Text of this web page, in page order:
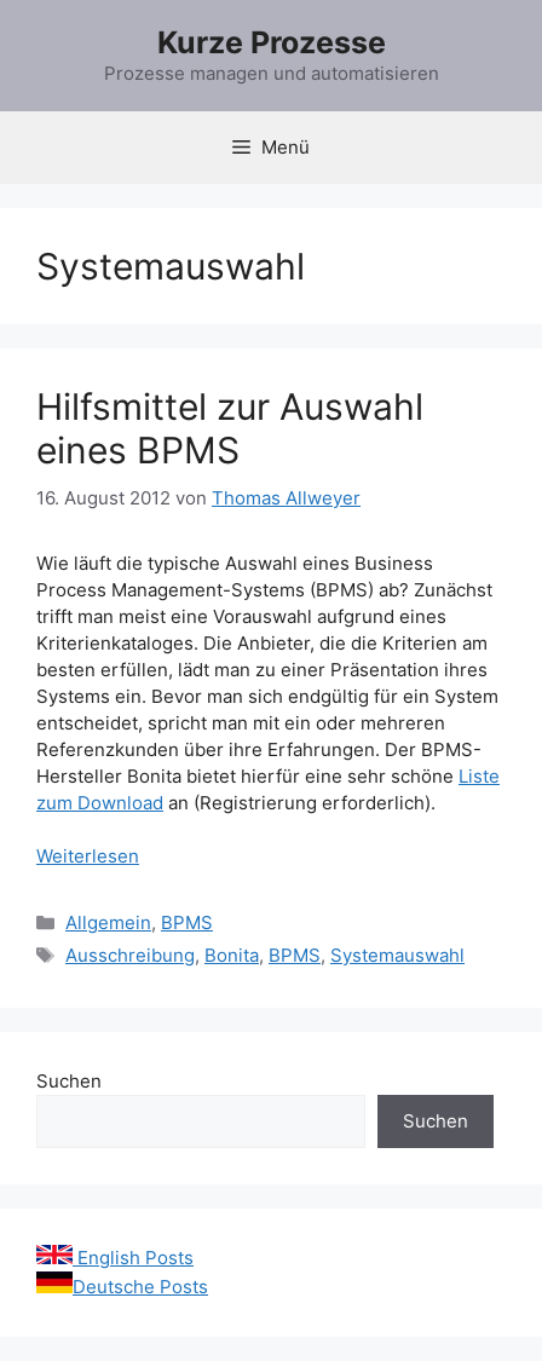
Kurze Prozesse
Prozesse managen und automatisieren
Menü
Systemauswahl
Hilfsmittel zur Auswahl
eines BPMS
16. August 2012 von Thomas Allweyer
Wie läuft die typische Auswahl eines Business
Process Management-Systems (BPMS) ab? Zunächst
trifft man meist eine Vorauswahl aufgrund eines
Kriterienkataloges. Die Anbieter, die die Kriterien am
besten erfüllen, lädt man zu einer Präsentation ihres
Systems ein. Bevor man sich endgültig für ein System
entscheidet, spricht man mit ein oder mehreren
Referenzkunden über ihre Erfahrungen. Der BPMS-
Hersteller Bonita bietet hierfür eine sehr schöne Liste
zum Download an (Registrierung erforderlich).
Weiterlesen
Kategorien
Allgemein, BPMS
Schlagwörter
Ausschreibung, Bonita, BPMS, Systemauswahl
Suchen
Suchen
English Posts
Deutsche Posts